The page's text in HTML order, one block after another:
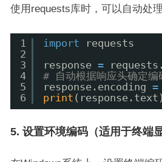
使用requests库时，可以自动处
1
2
3
4
5
6
import
requests
response =
# 自动根据响应头确定编
response.encoding =
print
5. 设置环境编码（适用于终端